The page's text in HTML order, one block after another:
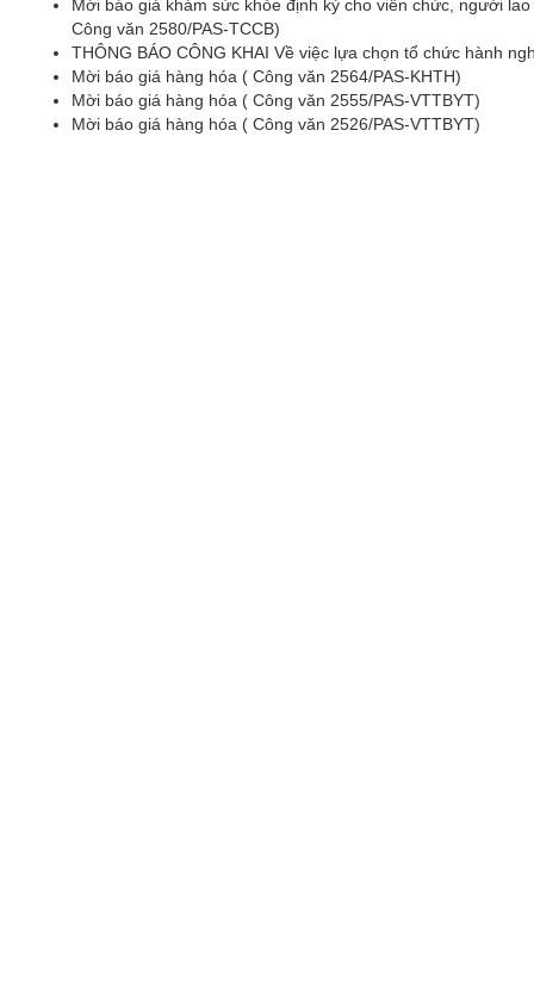
Mời báo giá khám sức khỏe định kỳ cho viên chức, người
Công văn 2580/PAS-TCCB)
THÔNG BÁO CÔNG KHAI Về việc lựa chọn tổ chức hành
Mời báo giá hàng hóa ( Công văn 2564/PAS-KHTH)
Mời báo giá hàng hóa ( Công văn 2555/PAS-VTTBYT)
Mời báo giá hàng hóa ( Công văn 2526/PAS-VTTBYT)